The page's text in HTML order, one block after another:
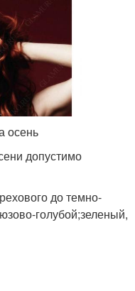
осень
допустимо
до темно-
голубой;зеленый,